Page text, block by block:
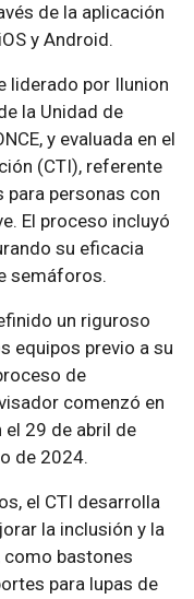
de la aplicación
y Android.
liderado por Ilunion
la Unidad de
y evaluada en el
(CTI), referente
para personas con
El proceso incluyó
su eficacia
semáforos.
un riguroso
equipos previo a su
de
comenzó en
29 de abril de
de 2024.
el CTI desarrolla
la inclusión y la
como bastones
para lupas de